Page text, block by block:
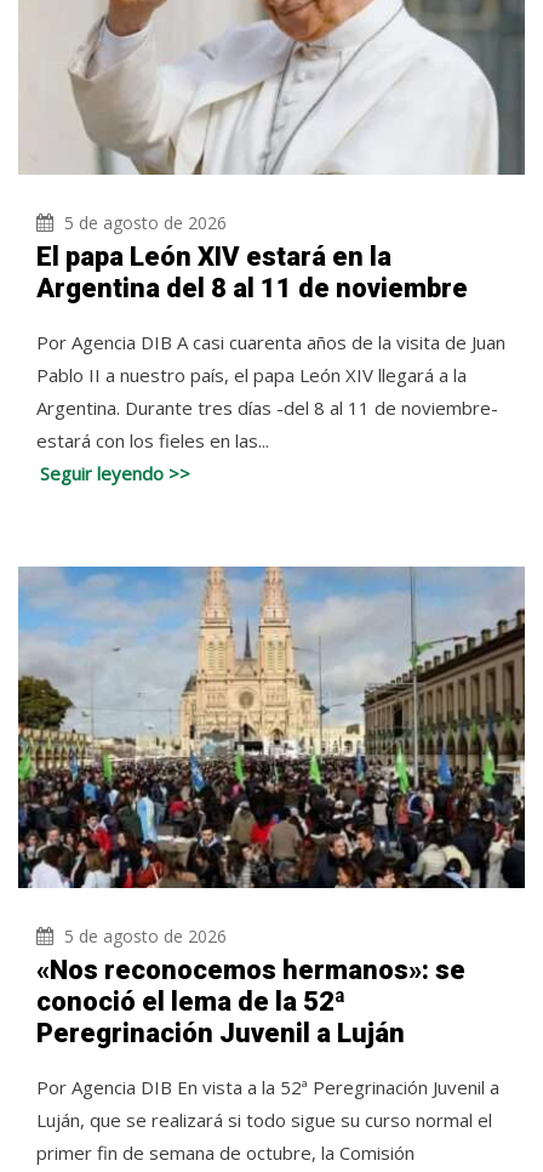
5 de agosto de 2026
El papa León XIV estará en la
Argentina del 8 al 11 de noviembre
Por Agencia DIB A casi cuarenta años de la visita de Juan
Pablo II a nuestro país, el papa León XIV llegará a la
Argentina. Durante tres días -del 8 al 11 de noviembre-
estará con los fieles en las...
Seguir leyendo >>
5 de agosto de 2026
«Nos reconocemos hermanos»: se
conoció el lema de la 52ª
Peregrinación Juvenil a Luján
Por Agencia DIB En vista a la 52ª Peregrinación Juvenil a
Luján, que se realizará si todo sigue su curso normal el
primer fin de semana de octubre, la Comisión